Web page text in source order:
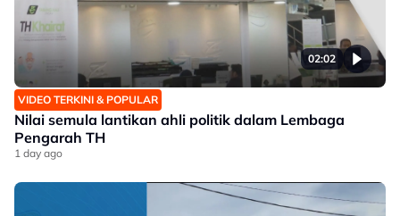
02:02
VIDEO TERKINI & POPULAR
Nilai semula lantikan ahli politik dalam Lembaga
Pengarah TH
1 day ago